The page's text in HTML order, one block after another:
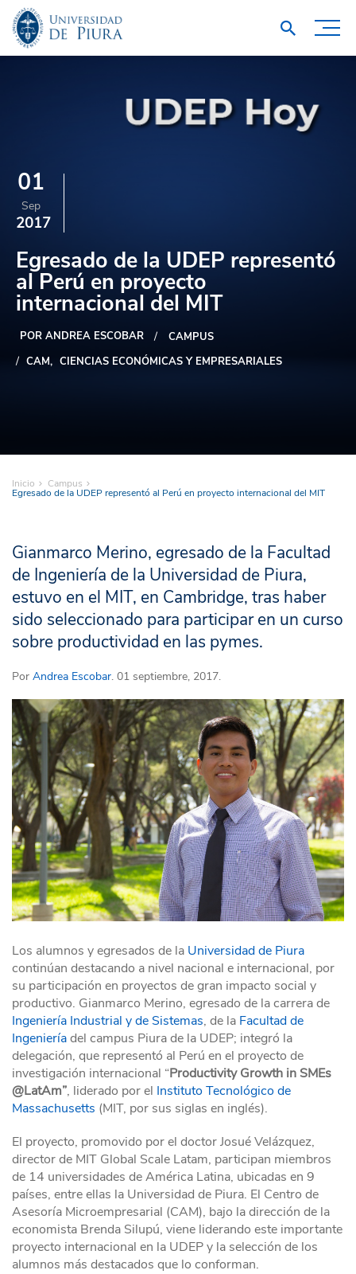
01
Sep
2017
Egresado de la UDEP representó
al Perú en proyecto
internacional del MIT
POR ANDREA ESCOBAR
CAMPUS
CAM
CIENCIAS ECONÓMICAS Y EMPRESARIALES
Inicio Campus
Egresado de la UDEP representó al Perú en proyecto internacional del MIT
Gianmarco Merino, egresado de la Facultad
de Ingeniería de la Universidad de Piura,
estuvo en el MIT, en Cambridge, tras haber
sido seleccionado para participar en un curso
sobre productividad en las pymes.
Por Andrea Escobar. 01 septiembre, 2017.
Los alumnos y egresados de la Universidad de Piura
continúan destacando a nivel nacional e internacional, por
su participación en proyectos de gran impacto social y
productivo. Gianmarco Merino, egresado de la carrera de
Ingeniería Industrial y de Sistemas, de la Facultad de
Ingenieríadel campus Piura de la UDEP; integró la
delegación, que representó al Perú en el proyecto de
investigación internacional “Productivity Growth in SMEs
@LatAm”, liderado por el Instituto Tecnológico de
Massachusetts (MIT, por sus siglas en inglés).
El proyecto, promovido por el doctor Josué Velázquez,
director de MIT Global Scale Latam, participan miembros
de 14 universidades de América Latina, ubicadas en 9
países, entre ellas la Universidad de Piura. El Centro de
Asesoría Microempresarial (CAM), bajo la dirección de la
economista Brenda Silupú, viene liderando este importante
proyecto internacional en la UDEP y la selección de los
alumnos más destacados que lo conforman.